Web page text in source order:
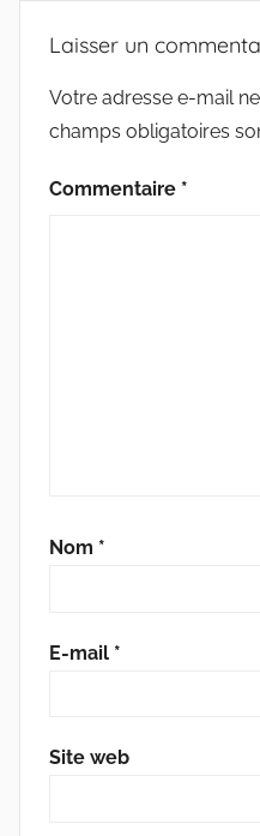
T
U
R
Laisser un
Votre adresse e-mail
champs obligatoires
Commentaire *
Nom *
E-mail *
Site web